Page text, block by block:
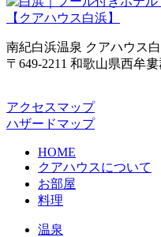
南紀白浜温泉 クアハウス
〒649-2211 和歌山県西牟
アクセスマップ
ハザードマップ
HOME
クアハウスについて
お部屋
料理
温泉